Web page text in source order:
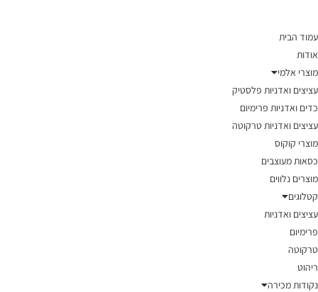
עמוד הבית
אודות
מוצרי אלמי
עציצים ואדניות פלסטיק
כדים ואדניות פרימיום
עציצים ואדניות טרקוטה
מוצרי קוקוס
כסאות מעוצבים
מוצרים נלווים
קטלוגים
עציצים ואדניות
פרימיום
טרקוטה
ריהוט
נקודות מכירה